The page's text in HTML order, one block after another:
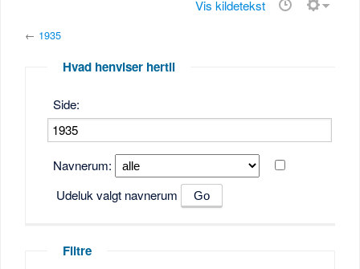
Vis kildetekst
← 1935
Hvad henviser hertil
Side:
Navnerum:
Udeluk valgt navnerum
Filtre